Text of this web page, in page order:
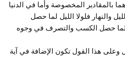
بالمقادير المخصوصة وأما في الدنيا
والنهار فلولا الليل لما حصل
لما حصل الكسب والتصرف في وجوه
وعلى هذا القول تكون الإضافة في آية